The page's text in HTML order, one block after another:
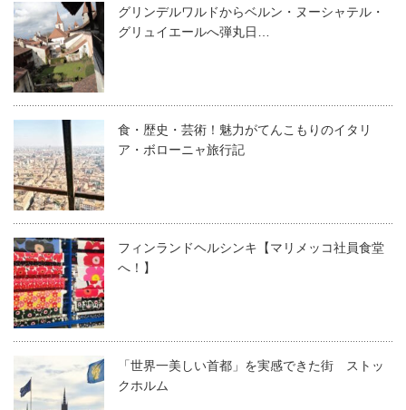
グリンデルワルドからベルン・ヌーシャテル・
グリュイエールへ弾丸日…
食・歴史・芸術！魅力がてんこもりのイタリ
ア・ボローニャ旅行記
フィンランドヘルシンキ【マリメッコ社員食堂
へ！】
「世界一美しい首都」を実感できた街 ストッ
クホルム